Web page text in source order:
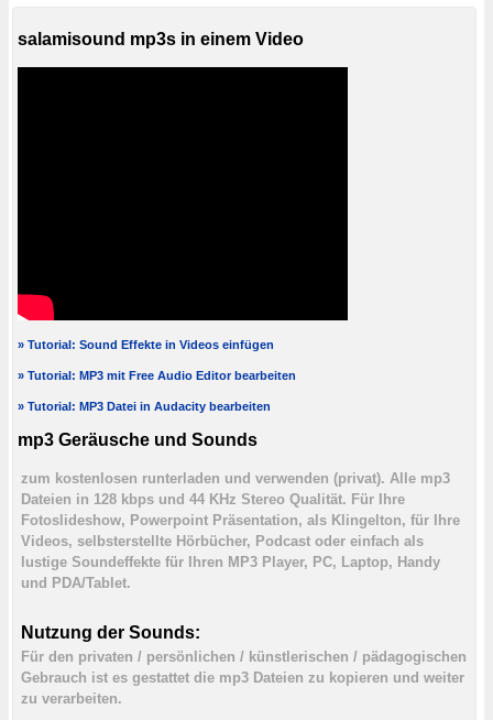
salamisound mp3s in einem Video
» Tutorial: Sound Effekte in Videos einfügen
» Tutorial: MP3 mit Free Audio Editor bearbeiten
» Tutorial: MP3 Datei in Audacity bearbeiten
mp3 Geräusche und Sounds
zum kostenlosen runterladen und verwenden (privat). Alle mp3
Dateien in 128 kbps und 44 KHz Stereo Qualität. Für Ihre
Fotoslideshow, Powerpoint Präsentation, als Klingelton, für Ihre
Videos, selbsterstellte Hörbücher, Podcast oder einfach als
lustige Soundeffekte für Ihren MP3 Player, PC, Laptop, Handy
und PDA/Tablet.
Nutzung der Sounds:
Für den privaten / persönlichen / künstlerischen / pädagogischen
Gebrauch ist es gestattet die mp3 Dateien zu kopieren und weiter
zu verarbeiten.